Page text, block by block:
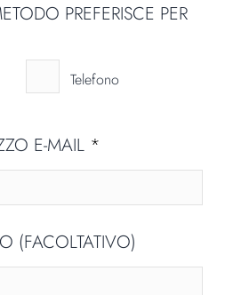
PREFERISCE PER
Telefono
E-MAIL *
(FACOLTATIVO)